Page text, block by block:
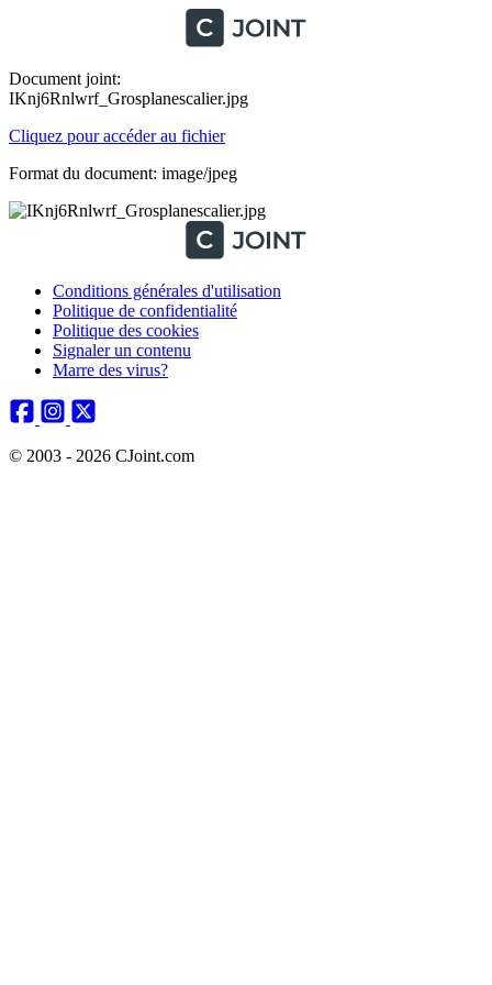
Document joint:
IKnj6Rnlwrf_Grosplanescalier.jpg
Cliquez pour accéder au fichier
Format du document: image/jpeg
Conditions générales d'utilisation
Politique de confidentialité
Politique des cookies
Signaler un contenu
Marre des virus?
© 2003 - 2026 CJoint.com